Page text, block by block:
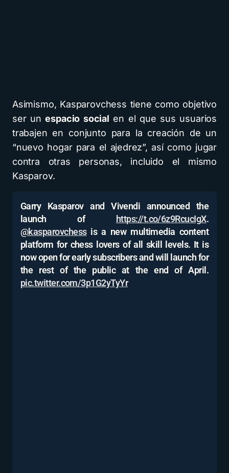
Asimismo, Kasparovchess tiene como objetivo
ser unespacio social en el que sus usuarios
trabajen en conjunto para la creación de un
“nuevo hogar para el ajedrez”, así como jugar
contra otras personas, incluido el mismo
Kasparov.
Garry Kasparov and Vivendi announced the
launch of
https://t.co/6z9RcucIgX.
@kasparovchessis a new multimedia content
platform for chess lovers of all skill levels. It is
now open for early subscribers and will launch for
the rest of the public at the end of April.
pic.twitter.com/3p1G2yTyYr